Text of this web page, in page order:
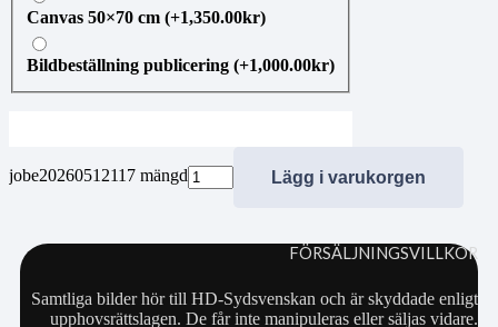
Canvas 50×70 cm (+1,350.00kr)
Bildbeställning publicering (+1,000.00kr)
jobe20260512117 mängd Lägg i varukorgen
FÖRSÄLJNINGSVILLKOR
Samtliga bilder hör till HD-Sydsvenskan och är skyddade enligt
upphovsrättslagen. De får inte manipuleras eller säljas vidare.